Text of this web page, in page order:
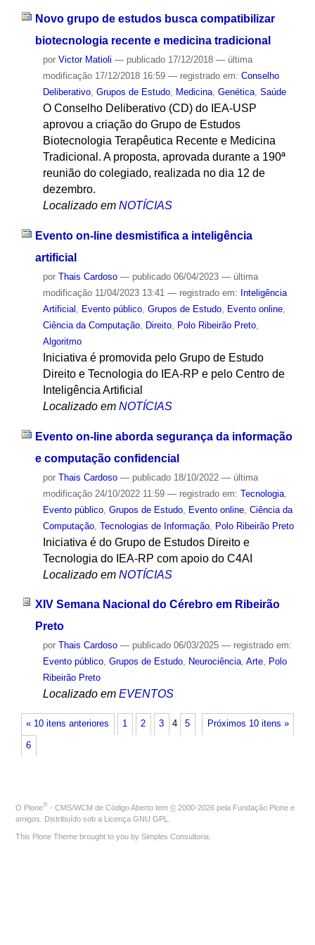
Novo grupo de estudos busca compatibilizar
biotecnologia recente e medicina tradicional
por Victor Matioli — publicado17/12/2018 — última
modificação17/12/2018 16:59 — registrado em: Conselho
Deliberativo, Grupos de Estudo, Medicina, Genética, Saúde
O Conselho Deliberativo (CD) do IEA-USP
aprovou a criação do Grupo de Estudos
Biotecnologia Terapêutica Recente e Medicina
Tradicional. A proposta, aprovada durante a 190ª
reunião do colegiado, realizada no dia 12 de
dezembro.
Localizado em NOTÍCIAS
Evento on-line desmistifica a inteligência
artificial
por Thais Cardoso — publicado06/04/2023 — última
modificação11/04/2023 13:41 — registrado em: Inteligência
Artificial
Evento público, Grupos de Estudo, Evento online,
Ciência da Computação, Direito, Polo Ribeirão Preto,
Algoritmo
Iniciativa é promovida pelo Grupo de Estudo
Direito e Tecnologia do IEA-RP e pelo Centro de
Inteligência Artificial
Localizado em NOTÍCIAS
Evento on-line aborda segurança da informação
e computação confidencial
por Thais Cardoso — publicado18/10/2022 — última
modificação24/10/2022 11:59 — registrado em: Tecnologia,
Evento público, Grupos de Estudo, Evento online, Ciência da
Computação, Tecnologias de Informação, Polo Ribeirão Preto
Iniciativa é do Grupo de Estudos Direito e
Tecnologia do IEA-RP com apoio do C4AI
Localizado em NOTÍCIAS
XIV Semana Nacional do Cérebro em Ribeirão
Preto
por Thais Cardoso — publicado06/03/2025 — registrado em:
Evento público, Grupos de Estudo, Neurociência, Arte, Polo
Ribeirão Preto
Localizado em EVENTOS
« 10 itens anteriores Próximos 10 itens »
1 2 3 4 5
6
O Plone® - CMS/WCM de Código Aberto tem © 2000-2026 pela Fundação Plone e
amigos. Distribuído sob a Licença GNU GPL
This Plone Theme brought to you by Simples Consultoria